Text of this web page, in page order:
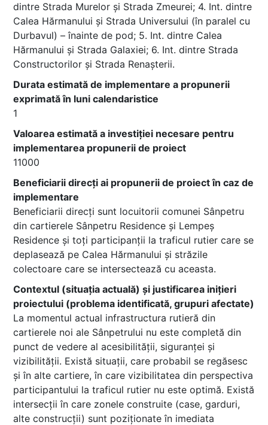
dintre Strada Murelor și Strada Zmeurei; 4. Int. dintre
Calea Hărmanului și Strada Universului (în paralel cu
Durbavul) – înainte de pod; 5. Int. dintre Calea
Hărmanului și Strada Galaxiei; 6. Int. dintre Strada
Constructorilor și Strada Renașterii.
Durata estimată de implementare a propunerii
exprimată în luni calendaristice
1
Valoarea estimată a investiției necesare pentru
implementarea propunerii de proiect
11000
Beneficiarii direcți ai propunerii de proiect în caz de
implementare
Beneficiarii direcți sunt locuitorii comunei Sânpetru
din cartierele Sânpetru Residence și Lempeș
Residence și toți participanții la traficul rutier care se
deplasează pe Calea Hărmanului și străzile
colectoare care se intersectează cu aceasta.
Contextul (situația actuală) și justificarea inițieri
proiectului (problema identificată, grupuri afectate)
La momentul actual infrastructura rutieră din
cartierele noi ale Sânpetrului nu este completă din
punct de vedere al acesibilității, siguranței și
vizibilității. Există situații, care probabil se regăsesc
și în alte cartiere, în care vizibilitatea din perspectiva
participantului la traficul rutier nu este optimă. Există
intersecții în care zonele construite (case, garduri,
alte construcții) sunt poziționate în imediata